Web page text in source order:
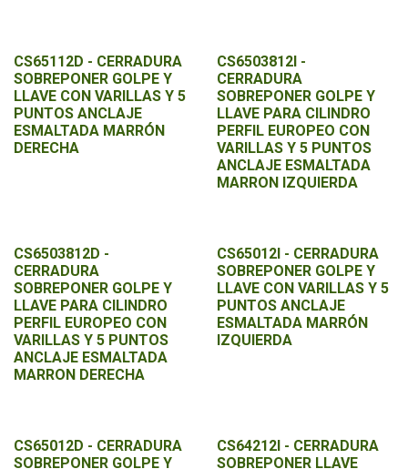
CS65112D - CERRADURA
SOBREPONER GOLPE Y
LLAVE CON VARILLAS Y 5
PUNTOS ANCLAJE
ESMALTADA MARRÓN
DERECHA
CS6503812I -
CERRADURA
SOBREPONER GOLPE Y
LLAVE PARA CILINDRO
PERFIL EUROPEO CON
VARILLAS Y 5 PUNTOS
ANCLAJE ESMALTADA
MARRON IZQUIERDA
CS6503812D -
CERRADURA
SOBREPONER GOLPE Y
LLAVE PARA CILINDRO
PERFIL EUROPEO CON
VARILLAS Y 5 PUNTOS
ANCLAJE ESMALTADA
MARRON DERECHA
CS65012I - CERRADURA
SOBREPONER GOLPE Y
LLAVE CON VARILLAS Y 5
PUNTOS ANCLAJE
ESMALTADA MARRÓN
IZQUIERDA
CS65012D - CERRADURA
SOBREPONER GOLPE Y
CS64212I - CERRADURA
SOBREPONER LLAVE